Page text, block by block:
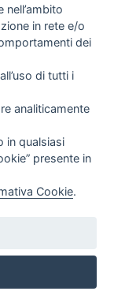
EUR299,07
in rete e/o
dei
di tutti i
analiticamente
in qualsiasi
presente in
Cookie.